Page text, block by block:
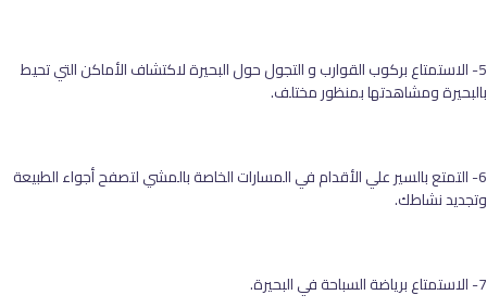
5- الاستمتاع بركوب القوارب و التجول حول البحيرة لاكتشاف الأماكن التي تحيط
بالبحيرة ومشاهدتها بمنظور مختلف.
6- التمتع بالسير علي الأقدام في المسارات الخاصة بالمشي لتصفح أجواء الطبيعة
وتجديد نشاطك.
7- الاستمتاع برياضة السباحة في البحيرة.